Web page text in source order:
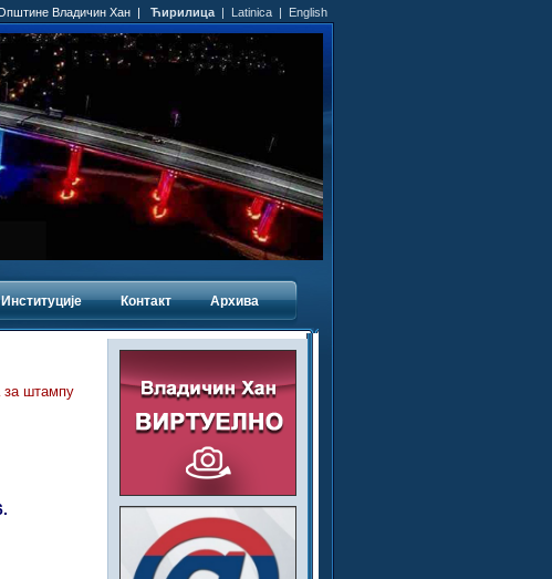
Општине Владичин Хан | Ћирилица | Latinica | English
Институције Контакт Архива
за штампу